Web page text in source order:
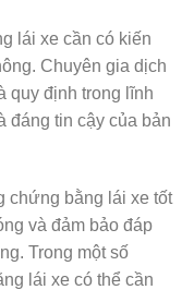
lái xe cần có kiến
Chuyên gia dịch
quy định trong lĩnh
đáng tin cậy của bản
chứng bằng lái xe tốt
và đảm bảo đáp
Trong một số
lái xe có thể cần